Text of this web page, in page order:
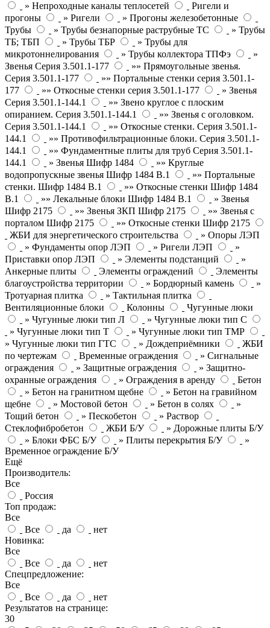
» Непроходные каналы теплосетей
Ригели и
прогоны
» Ригели
» Прогоны железобетонные
Трубы
» Трубы безнапорные раструбные ТС
» Трубы
ТБ; ТБП
» Трубы ТБР
» Трубы для
микротоннелирования
» Трубы коллектора ТПФэ
»
Звенья Серия 3.501.1-177
»» Прямоугольные звенья.
Серия 3.501.1-177
»» Портальные стенки серия 3.501.1-
177
»» Откосные стенки серия 3.501.1-177
» Звенья
Серия 3.501.1-144.1
»» Звено круглое с плоским
опиранием. Серия 3.501.1-144.1
»» Звенья с оголовком.
Серия 3.501.1-144.1
»» Откосные стенки. Серия 3.501.1-
144.1
»» Противофильтрационные блоки. Серия 3.501.1-
144.1
»» Фундаментные плиты для труб Серия 3.501.1-
144.1
» Звенья Шифр 1484
»» Круглые
водопропускные звенья Шифр 1484 В.1
»» Портальные
стенки. Шифр 1484 В.1
»» Откосные стенки Шифр 1484
В.1
»» Лекальные блоки Шифр 1484 В.1
» Звенья
Шифр 2175
»» Звенья ЗКП Шифр 2175
»» Звенья с
порталом Шифр 2175
»» Откосные стенки Шифр 2175
ЖБИ для энергетического строительства
» Опоры ЛЭП
» Фундаменты опор ЛЭП
» Ригели ЛЭП
»
Приставки опор ЛЭП
» Элементы подстанций
»
Анкерные плиты
Элементы ограждений
Элементы
благоустройства территории
» Бордюрный камень
»
Тротуарная плитка
» Тактильная плитка
Вентиляционные блоки
Колонны
Чугунные люки
» Чугунные люки тип Л
» Чугунные люки тип С
» Чугунные люки тип Т
» Чугунные люки тип ТМР
» Чугунные люки тип ГТС
» Дождеприёмники
ЖБИ
по чертежам
Временные ограждения
» Сигнальные
ограждения
» Защитные ограждения
» Защитно-
охранные ограждения
» Ограждения в аренду
Бетон
» Бетон на гранитном щебне
» Бетон на гравийном
щебне
» Мостовой бетон » Бетон в солях
»
Тощий бетон
» Пескобетон
» Раствор
Стеклофибробетон
ЖБИ Б/У
» Дорожные плиты Б/У
» Блоки ФБС Б/У
» Плиты перекрытия Б/У
»
Временное ограждение Б/У
Ещё
Производитель:
Все
Россия
Топ продаж:
Все
Все
да
нет
Новинка:
Все
Все
да
нет
Спецпредложение:
Все
Все
да
нет
Результатов на странице:
30